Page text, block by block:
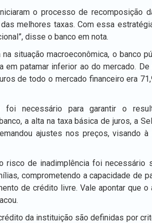
o processo de recomposição
melhores taxas. Com essa
disse o banco em nota.
situação macroeconômica, o banco
em patamar inferior ao do mercado.
de todo o mercado financeiro era
foi necessário para garantir o
a alta na taxa básica de juros, a
ajustes nos preços, visando à
de inadimplência foi necessário
comprometendo a capacidade de
de crédito livre. Vale apontar que
da instituição são definidas por